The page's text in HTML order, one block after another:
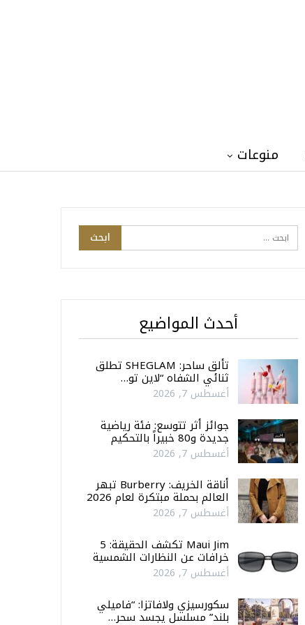
منوعات
أحدث المواضيع
تألق ساحر: SHEGLAM تطلق
ثنائي الشفاه “لاين تو…
أغسطس 7, 2026
جوائز أثر تتوسع: فئة رياضية
جديدة و80 خبيراً بالتحكيم
أغسطس 7, 2026
أناقة الخريف: Burberry تبهر
العالم بحملة مبتكرة لعام 2026
أغسطس 7, 2026
Maui Jim تكشف الحقيقة: 5
خرافات عن النظارات الشمسية
أغسطس 7, 2026
سكورسيزي ولافاتزا: “فاميلي
بلند” مسلسل يجسد سحر…